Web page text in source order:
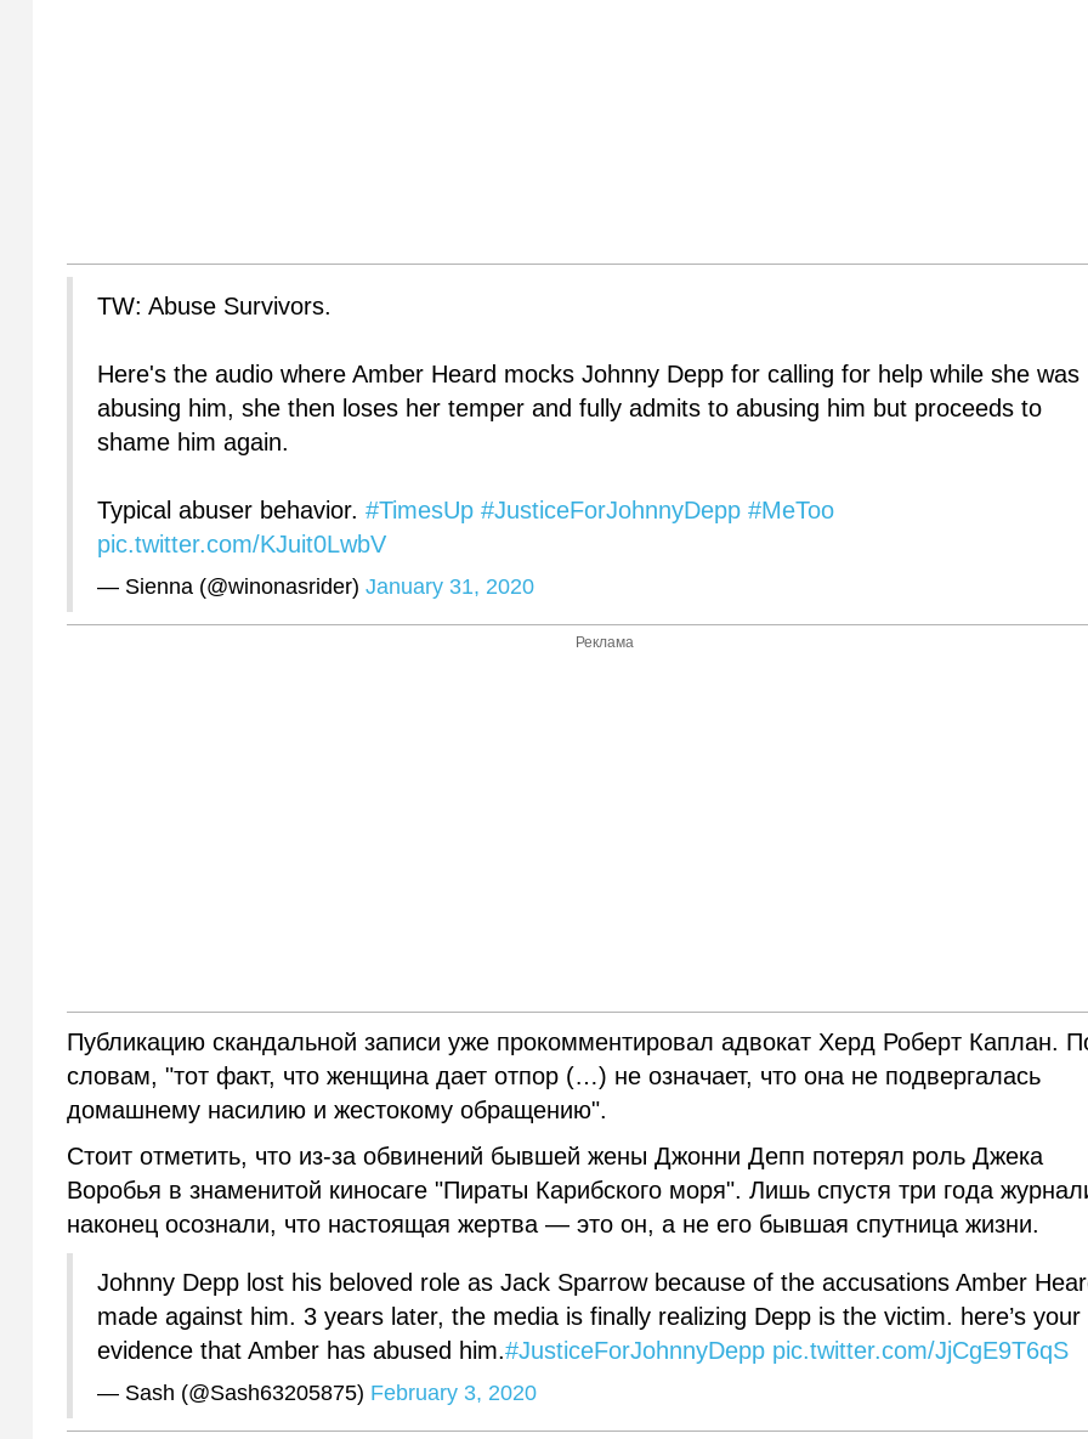
TW: Abuse Survivors.
Here's the audio where Amber Heard mocks Johnny Depp for calling for help while she was
abusing him, she then loses her temper and fully admits to abusing him but proceeds to
shame him again.
Typical abuser behavior.#TimesUp #JusticeForJohnnyDepp #MeToo
pic.twitter.com/KJuit0LwbV
— Sienna (@winonasrider)January 31, 2020
Реклама
Публикацию скандальной записи уже прокомментировал адвокат Херд Роберт Каплан.
словам, "тот факт, что женщина дает отпор (…) не означает, что она не подвергалась
домашнему насилию и жестокому обращению".
Стоит отметить, что из-за обвинений бывшей жены Джонни Депп потерял роль Джека
Воробья в знаменитой киносаге "Пираты Карибского моря". Лишь спустя три года
наконец осознали, что настоящая жертва — это он, а не его бывшая спутница жизни.
Johnny Depp lost his beloved role as Jack Sparrow because of the accusations Amber
made against him. 3 years later, the media is finally realizing Depp is the victim. here’s your
evidence that Amber has abused him.#JusticeForJohnnyDepp pic.twitter.com/JjCgE9T6qS
— Sash (@Sash63205875) February 3, 2020